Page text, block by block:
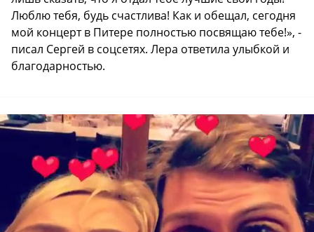
Люблю тебя, будь счастлива! Как и обещал, сегодня
мой концерт в Питере полностью посвящаю тебе!», -
писал Сергей в соцсетях. Лера ответила улыбкой и
благодарностью.